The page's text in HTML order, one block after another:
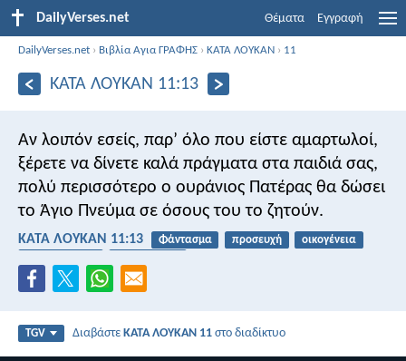
DailyVerses.net Θέματα Εγγραφή
DailyVerses.net › Βιβλία Αγια ΓΡΑΦΗΣ ›ΚΑΤΑ ΛΟΥΚΑΝ › 11
ΚΑΤΑ ΛΟΥΚΑΝ 11:13
Αν λοιπόν εσείς, παρ’ όλο που είστε αμαρτωλοί,
ξέρετε να δίνετε καλά πράγματα στα παιδιά σας,
πολύ περισσότερο ο ουράνιος Πατέρας θα δώσει
το Άγιο Πνεύμα σε όσους του το ζητούν.
ΚΑΤΑ ΛΟΥΚΑΝ 11:13 Φάντασμα προσευχή
οικογένεια
TGV ΔιαβάστεΚΑΤΑ ΛΟΥΚΑΝ 11 στο διαδίκτυο